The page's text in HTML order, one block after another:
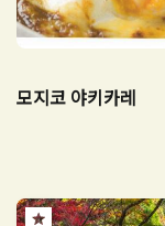
모지코 야키카레